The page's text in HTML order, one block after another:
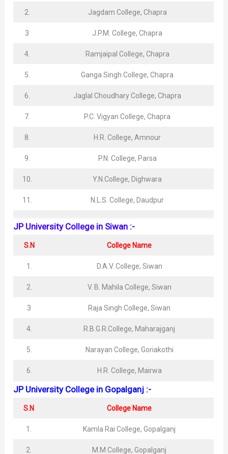
2. Jagdam College, Chapra
3 J.P.M. College, Chapra
4. Ramjaipal College, Chapra
5. Ganga Singh College, Chapra
6. Jaglal Choudhary College, Chapra
7. P.C. Vigyan College, Chapra
8. H.R. College, Amnour
9. P.N. College, Parsa
10. Y.N.College, Dighwara
11. N.L.S. College, Daudpur
JP University College in Siwan :-
S.N College Name
1. D.A.V. College, Siwan
2. V. B. Mahila College, Siwan
3 Raja Singh College, Siwan
4. R.B.G.R.College, Maharajganj
5. Narayan College, Goriakothi
6. H.R. College, Mairwa
JP University College in Gopalganj :-
S.N College Name
1. Kamla Rai College, Gopalganj
2. M.M.College, Gopalganj